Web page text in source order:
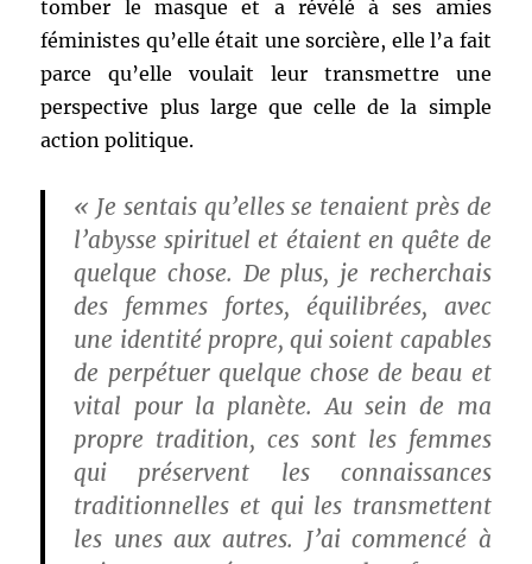
tomber le masque et a révélé à ses amies
féministes qu’elle était une sorcière, elle l’a fait
parce qu’elle voulait leur transmettre une
perspective plus large que celle de la simple
action politique.
« Je sentais qu’elles se tenaient près de
l’abysse spirituel et étaient en quête de
quelque chose. De plus, je recherchais
des femmes fortes, équilibrées, avec
une identité propre, qui soient capables
de perpétuer quelque chose de beau et
vital pour la planète. Au sein de ma
propre tradition, ces sont les femmes
qui préservent les connaissances
traditionnelles et qui les transmettent
les unes aux autres. J’ai commencé à